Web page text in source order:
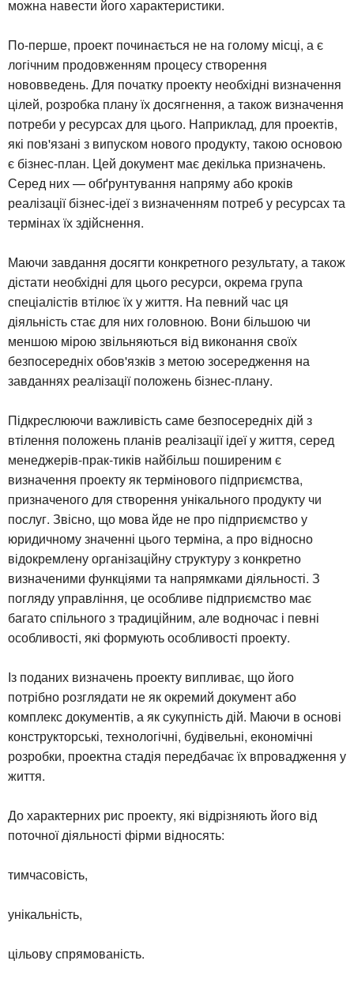
можна навести його характеристики.
По-перше, проект починається не на голому місці, а є
логічним продовженням процесу створення
нововведень. Для початку проекту необхідні визначення
цілей, розробка плану їх досягнення, а також визначення
потреби у ресурсах для цього. Наприклад, для проектів,
які пов'язані з випуском нового продукту, такою основою
є бізнес-план. Цей документ має декілька призначень.
Серед них — обґрунтування напряму або кроків
реалізації бізнес-ідеї з визначенням потреб у ресурсах та
термінах їх здійснення.
Маючи завдання досягти конкретного результату, а також
дістати необхідні для цього ресурси, окрема група
спеціалістів втілює їх у життя. На певний час ця
діяльність стає для них головною. Вони більшою чи
меншою мірою звільняються від виконання своїх
безпосередніх обов'язків з метою зосередження на
завданнях реалізації положень бізнес-плану.
Підкреслюючи важливість саме безпосередніх дій з
втілення положень планів реалізації ідеї у життя, серед
менеджерів-прак-тиків найбільш поширеним є
визначення проекту як термінового підприємства,
призначеного для створення унікального продукту чи
послуг. Звісно, що мова йде не про підприємство у
юридичному значенні цього терміна, а про відносно
відокремлену організаційну структуру з конкретно
визначеними функціями та напрямками діяльності. З
погляду управління, це особливе підприємство має
багато спільного з традиційним, але водночас і певні
особливості, які формують особливості проекту.
Із поданих визначень проекту випливає, що його
потрібно розглядати не як окремий документ або
комплекс документів, а як сукупність дій. Маючи в основі
конструкторські, технологічні, будівельні, економічні
розробки, проектна стадія передбачає їх впровадження у
життя.
До характерних рис проекту, які відрізняють його від
поточної діяльності фірми відносять:
тимчасовість,
унікальність,
цільову спрямованість.